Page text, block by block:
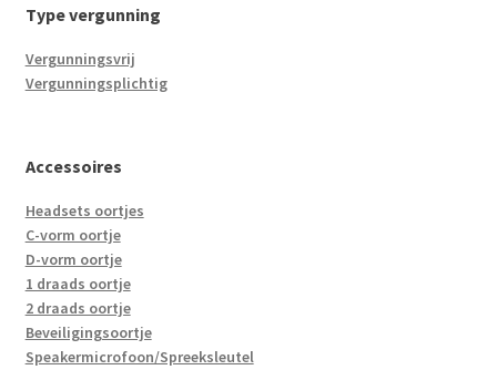
Type vergunning
Vergunningsvrij
Vergunningsplichtig
Accessoires
Headsets oortjes
C-vorm oortje
D-vorm oortje
1 draads oortje
2 draads oortje
Beveiligingsoortje
Speakermicrofoon/Spreeksleutel